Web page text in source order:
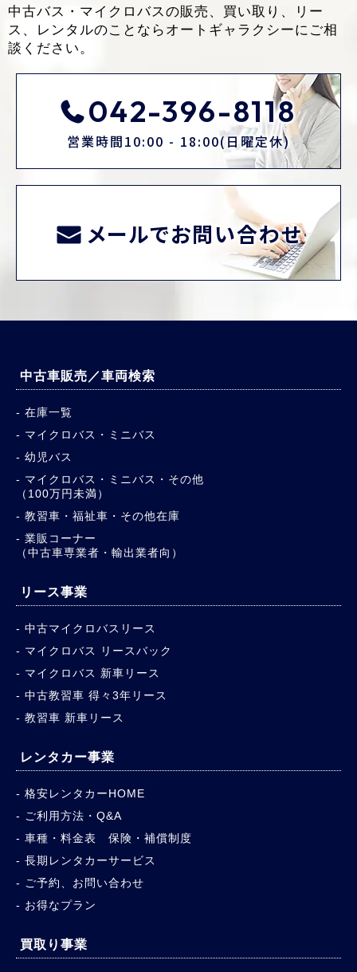
中古バス・マイクロバスの販売、買い取り、リー
ス、レンタルのことなら オートギャラクシーにご相
談ください。
042-396-8118
営業時間10:00 - 18:00(日曜定休)
メールでお問い合わせ
中古車販売／車両検索
在庫一覧
マイクロバス・ミニバス
幼児バス
マイクロバス・ミニバス・その他
（100万円未満）
教習車・福祉車・その他在庫
業販コーナー
（中古車専業者・輸出業者向）
リース事業
中古マイクロバスリース
マイクロバス リースバック
マイクロバス 新車リース
中古教習車 得々3年リース
教習車 新車リース
レンタカー事業
格安レンタカーHOME
ご利用方法・Q&A
車種・料金表 保険・補償制度
長期レンタカーサービス
ご予約、お問い合わせ
お得なプラン
買取り事業